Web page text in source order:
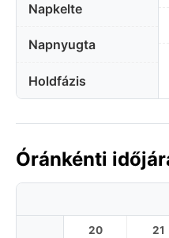
Napkelte
Napnyugta
Holdfázis
Óránkénti
20 21